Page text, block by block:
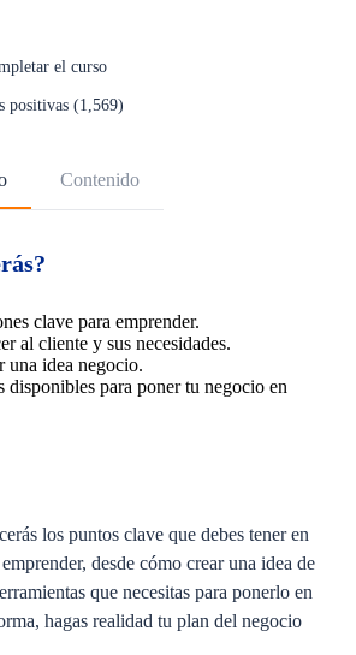
el curso
positivas (1,569)
Contenido
clave para emprender.
al cliente y sus necesidades.
una idea negocio.
disponibles para poner tu negocio en
los puntos clave que debes tener en
desde cómo crear una idea de
que necesitas para ponerlo en
hagas realidad tu plan del negocio